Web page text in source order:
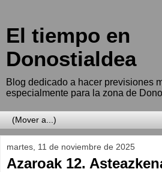
El tiempo en
Donostialdea
Blog dedicado a hacer previsiones
especialmente para la zona de
martes, 11 de noviembre de 2025
Azaroak 12.